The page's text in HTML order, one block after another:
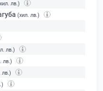
лв.)
(хил. лв.)
лв.)
лв.)
лв.)